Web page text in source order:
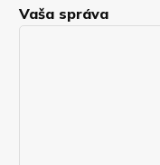
Vaša správa